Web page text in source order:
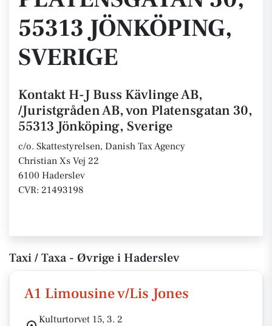
55313 JÖNKÖPING,
SVERIGE
Kontakt H-J Buss Kävlinge AB,
/Juristgråden AB, von Platensgatan 30,
55313 Jönköping, Sverige
c/o. Skattestyrelsen, Danish Tax Agency
Christian Xs Vej 22
6100 Haderslev
CVR: 21493198
Taxi / Taxa - Øvrige i Haderslev
A1 Limousine v/Lis Jones
Kulturtorvet 15, 3. 2